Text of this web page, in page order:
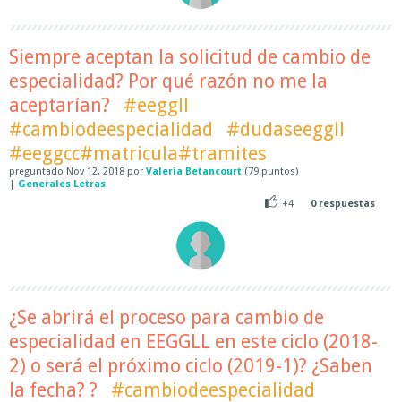
Siempre aceptan la solicitud de cambio de
especialidad? Por qué razón no me la
aceptarían?
#eeggll
#cambiodeespecialidad
#dudaseeggll
#eeggcc#matricula#tramites
preguntado Nov 12, 2018 por Valeria Betancourt (79 puntos)
| Generales Letras
+4
0respuestas
¿Se abrirá el proceso para cambio de
especialidad en EEGGLL en este ciclo (2018-
2) o será el próximo ciclo (2019-1)? ¿Saben
la fecha? ?
#cambiodeespecialidad